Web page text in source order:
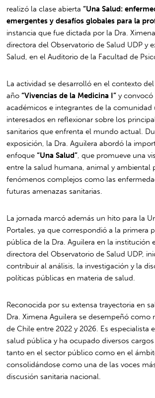
realizó la clase abierta“Una Salud:
emergentes y desafíos globales para la
instancia que fue dictada por la Dra.
directora del Observatorio de Salud UDP y
Salud, en el Auditorio de la Facultad de
La actividad se desarrolló en el contexto
año“Vivencias de la Medicina I” y convocó
académicos e integrantes de la comunidad
interesados en reflexionar sobre los
sanitarios que enfrenta el mundo actual.
exposición, la Dra. Aguilera abordó la
enfoque“Una Salud” , que promueve una
entre la salud humana, animal y ambiental
fenómenos complejos como las
futuras amenazas sanitarias.
La jornada marcó además un hito para la
Portales, ya que correspondió a la primera
pública de la Dra. Aguilera en la institución
directora del Observatorio de Salud UDP,
contribuir al análisis, la investigación y la
políticas públicas en materia de salud.
Reconocida por su extensa trayectoria en
Dra. Ximena Aguilera se desempeñó como
de Chile entre 2022 y 2026. Es especialista
salud pública y ha ocupado diversos
tanto en el sector público como en el
consolidándose como una de las voces
discusión sanitaria nacional.